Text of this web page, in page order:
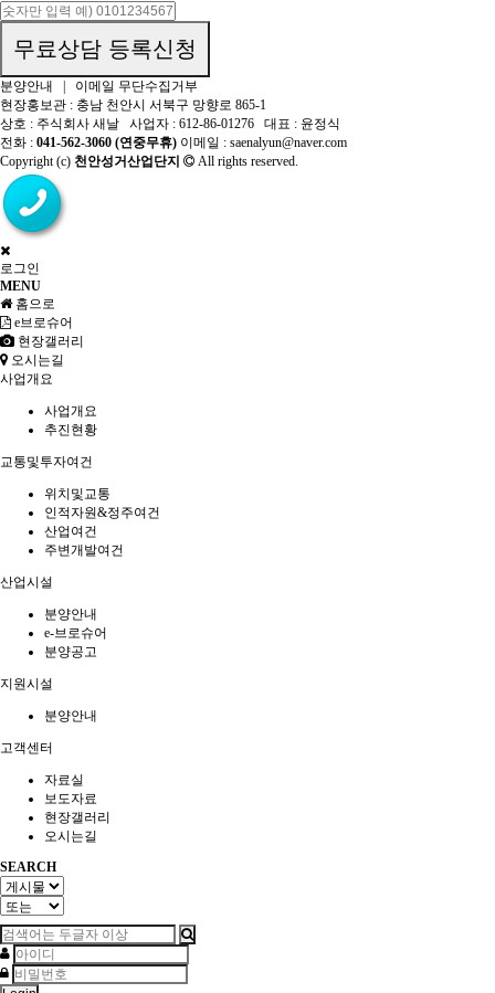
무료상담 등록신청
분양안내
이메일 무단수집거부
현장홍보관 : 충남 천안시 서북구 망향로 865-1
상호 : 주식회사 새날
사업자 : 612-86-01276
대표 : 윤정식
전화 : 041-562-3060 (연중무휴) 이메일 : saenalyun@naver.com
Copyright (c) 천안성거산업단지 All rights reserved.
로그인
MENU
홈으로
e브로슈어
현장갤러리
오시는길
사업개요
사업개요
추진현황
교통및투자여건
위치및교통
인적자원&정주여건
산업여건
주변개발여건
산업시설
분양안내
e-브로슈어
분양공고
지원시설
분양안내
고객센터
자료실
보도자료
현장갤러리
오시는길
SEARCH